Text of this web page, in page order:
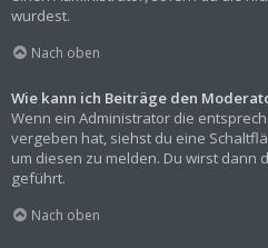
wurdest.
Nach oben
Wie kann ich Beiträge den
Wenn ein Administrator die
vergeben hat, siehst du eine
um diesen zu melden. Du wirst dann
geführt.
Nach oben